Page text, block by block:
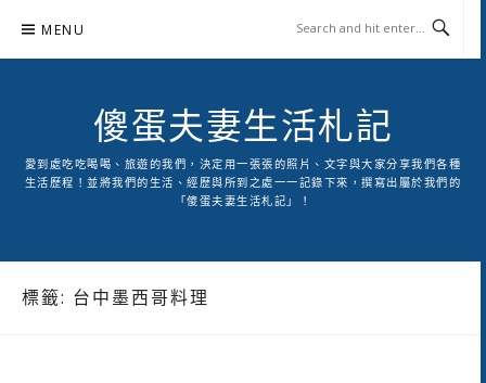
content
MENU
傻蛋夫妻生活札記
愛到處吃吃喝喝、旅遊的我們，決定用一張張的照片、文字與大家分享我們各種
生活歷程！並將我們的生活、經歷與所到之處一一記錄下來，撰寫出屬於我們的
「傻蛋夫妻生活札記」！
標籤: 台中墨西哥料理